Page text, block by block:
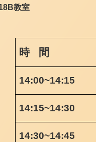
教室
時 間
14:00~14:15
14:15~14:30
14:30~14:45